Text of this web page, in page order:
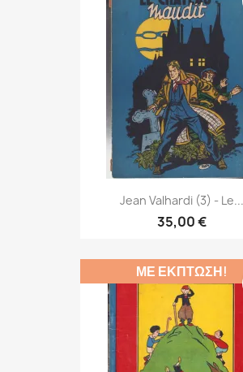
Jean Valhardi (3) - Le...
35,00 €
ΜΕ ΈΚΠΤΩΣΗ!